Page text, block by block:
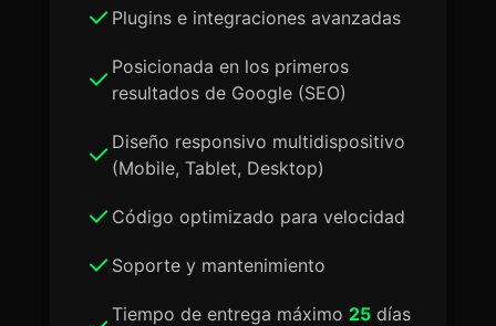
Plugins e integraciones avanzadas
Posicionada en los primeros
resultados de Google (SEO)
Diseño responsivo multidispositivo
(Mobile, Tablet, Desktop)
Código optimizado para velocidad
Soporte y mantenimiento
Tiempo de entrega máximo 25días